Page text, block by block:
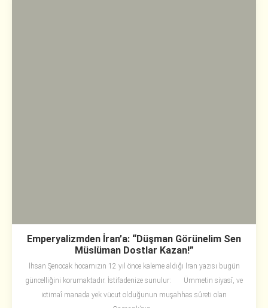
Emperyalizmden İran’a: “Düşman Görünelim Sen
Müslüman Dostlar Kazan!”
İhsan Şenocak hocamızın 12 yıl önce kaleme aldığı İran yazısı bugün
güncelliğini korumaktadır. İstifadenize sunulur: Ümmetin siyasî, ve
ictimaî manada yek vücut olduğunun muşahhas sûreti olan